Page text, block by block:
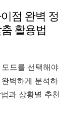
점 완벽 정
활용법
드를 선택해야
벽하게 분석하
과 상황별 추천